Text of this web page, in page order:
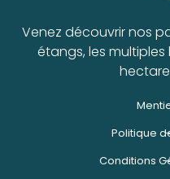
Venez découvrir nos
étangs, les multiples
Politique
Conditions